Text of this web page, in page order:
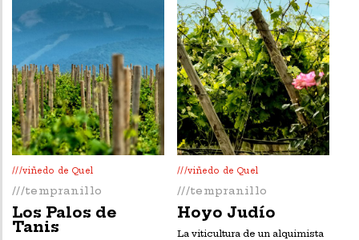
///viñedo de Quel
///tempranillo
Los Palos de
Tanis
///viñedo de Quel
///tempranillo
Hoyo Judío
La viticultura de un alquimista